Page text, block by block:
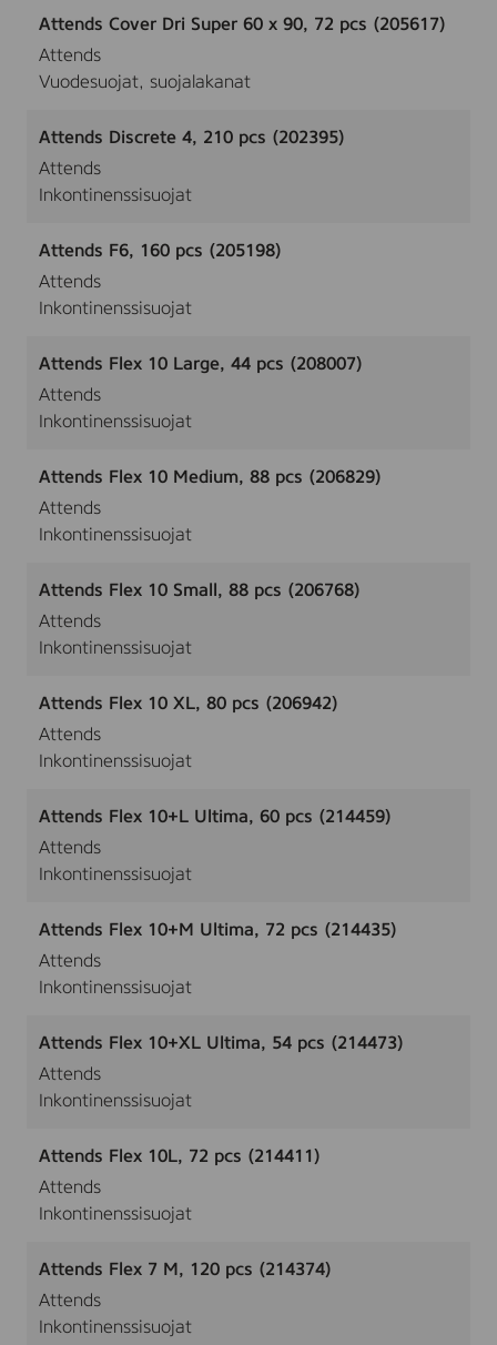
Attends Cover Dri Super 60 x 90, 72 pcs (205617)
Attends
Vuodesuojat, suojalakanat
Attends Discrete 4, 210 pcs (202395)
Attends
Inkontinenssisuojat
Attends F6, 160 pcs (205198)
Attends
Inkontinenssisuojat
Attends Flex 10 Large, 44 pcs (208007)
Attends
Inkontinenssisuojat
Attends Flex 10 Medium, 88 pcs (206829)
Attends
Inkontinenssisuojat
Attends Flex 10 Small, 88 pcs (206768)
Attends
Inkontinenssisuojat
Attends Flex 10 XL, 80 pcs (206942)
Attends
Inkontinenssisuojat
Attends Flex 10+L Ultima, 60 pcs (214459)
Attends
Inkontinenssisuojat
Attends Flex 10+M Ultima, 72 pcs (214435)
Attends
Inkontinenssisuojat
Attends Flex 10+XL Ultima, 54 pcs (214473)
Attends
Inkontinenssisuojat
Attends Flex 10L, 72 pcs (214411)
Attends
Inkontinenssisuojat
Attends Flex 7 M, 120 pcs (214374)
Attends
Inkontinenssisuojat